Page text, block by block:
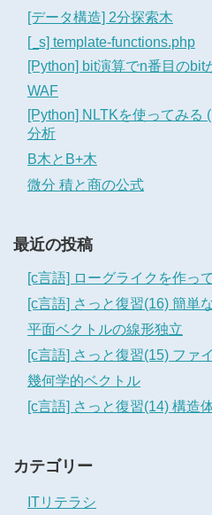
[データ構造] 2分探索木
[_s] template-functions.php
[Python] bit演算でn番目のbit
WAF
[Python] NLTKを使ってみる
分析
B木とB+木
微分 積と商の公式
最近の投稿
[c言語] ローグライクを作っ
[c言語] さっと復習(16) 簡単
平面ベクトルの線形独立
[c言語] さっと復習(15) ファ
幾何学的ベクトル
[c言語] さっと復習(14) 構造
カテゴリー
ITリテラシ